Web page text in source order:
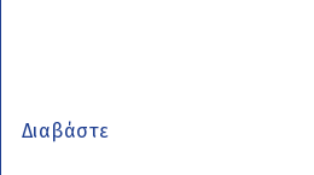
Διαβάστε